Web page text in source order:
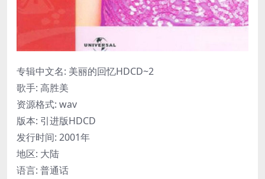
专辑中文名: 美丽的回忆HDCD~2
歌手: 高胜美
资源格式: wav
版本: 引进版HDCD
发行时间: 2001年
地区: 大陆
语言: 普通话